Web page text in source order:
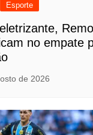
Esporte
no empate
de 2026